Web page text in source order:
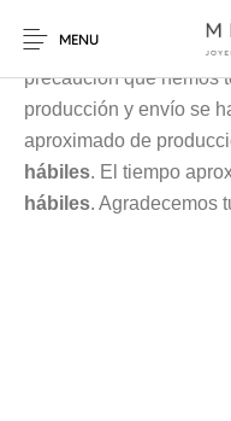
MENU
Cada pieza es
para tí, debido a la
precaución que hemos
producción y envío se
aproximado de
hábiles. El tiempo
hábiles. Agradecemos